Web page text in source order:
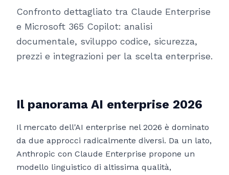
Confronto dettagliato tra Claude Enterprise
e Microsoft 365 Copilot: analisi
documentale, sviluppo codice, sicurezza,
prezzi e integrazioni per la scelta enterprise.
Il panorama AI enterprise 2026
Il mercato dell'AI enterprise nel 2026 è dominato
da due approcci radicalmente diversi. Da un lato,
Anthropic con Claude Enterprise propone un
modello linguistico di altissima qualità,